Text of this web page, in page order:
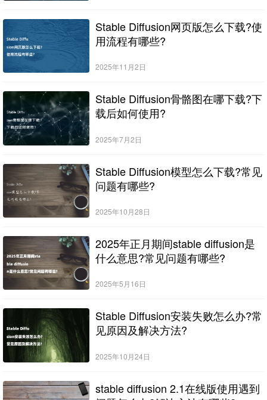
Stable Diffusion网页版怎么下载?使
用流程有哪些?
2025年11月2日
Stable Diffusion骨骼图在哪下载?下
载后如何使用?
2025年7月2日
Stable Diffusion模型怎么下载?常见
问题有哪些?
2025年10月28日
2025年正月期间stable diffusion是
什么意思?常见问题有哪些?
2025年5月16日
Stable Diffusion安装失败怎么办?常
见原因及解决方法?
2025年10月24日
stable diffusion 2.1在线版使用遇到